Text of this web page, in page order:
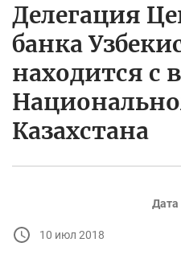
Делегация
банка
находится с
Казахстана
Дата
10 июл 2018